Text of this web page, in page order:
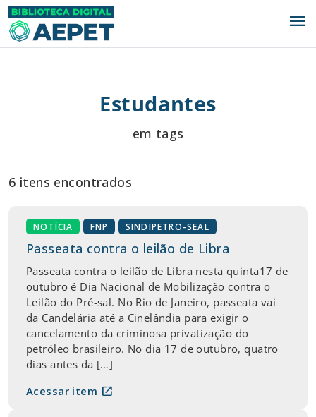
menu
Estudantes
em tags
6 itens encontrados
NOTÍCIA FNP SINDIPETRO-SEAL
Passeata contra o leilão de Libra
Passeata contra o leilão de Libra nesta quinta17 de
outubro é Dia Nacional de Mobilização contra o
Leilão do Pré-sal. No Rio de Janeiro, passeata vai
da Candelária até a Cinelândia para exigir o
cancelamento da criminosa privatização do
petróleo brasileiro. No dia 17 de outubro, quatro
dias antes da […]
Acessar item open_in_new